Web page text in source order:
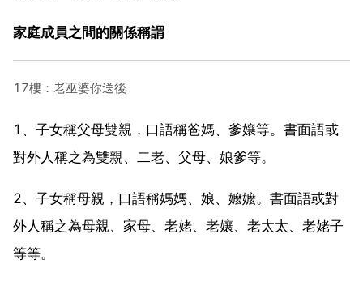
家庭成員之間的關係稱謂
17樓：老巫婆你送後
1、子女稱父母雙親，口語稱爸媽、爹孃等。書面語或
對外人稱之為雙親、二老、父母、娘爹等。
2、子女稱母親，口語稱媽媽、娘、嬤嬤。書面語或對
外人稱之為母親、家母、老姥、老孃、老太太、老姥子
等等。